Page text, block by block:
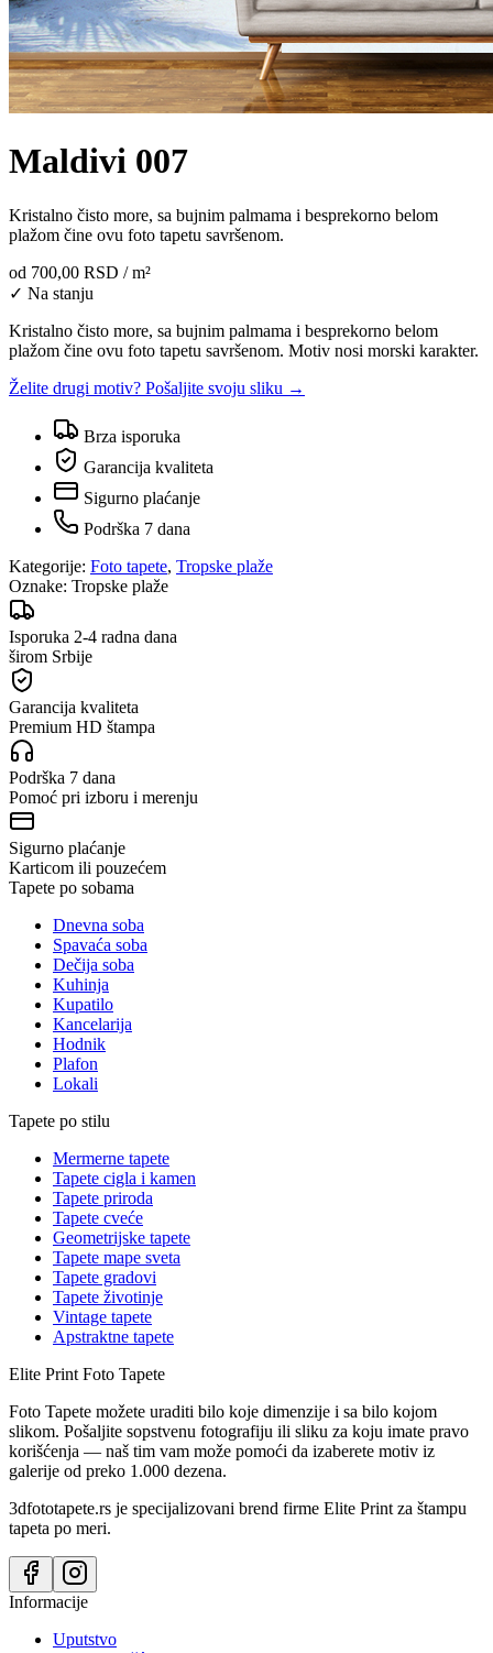
Maldivi 007
Kristalno čisto more, sa bujnim palmama i besprekorno belom
plažom čine ovu foto tapetu savršenom.
od 700,00 RSD / m²
✓ Na stanju
Kristalno čisto more, sa bujnim palmama i besprekorno belom
plažom čine ovu foto tapetu savršenom. Motiv nosi morski karakter.
Želite drugi motiv? Pošaljite svoju sliku →
Brza isporuka
Garancija kvaliteta
Sigurno plaćanje
Podrška 7 dana
Kategorije: Foto tapete, Tropske plaže
Oznake: Tropske plaže
Isporuka 2-4 radna dana
širom Srbije
Garancija kvaliteta
Premium HD štampa
Podrška 7 dana
Pomoć pri izboru i merenju
Sigurno plaćanje
Karticom ili pouzećem
Tapete po sobama
Dnevna soba
Spavaća soba
Dečija soba
Kuhinja
Kupatilo
Kancelarija
Hodnik
Plafon
Lokali
Tapete po stilu
Mermerne tapete
Tapete cigla i kamen
Tapete priroda
Tapete cveće
Geometrijske tapete
Tapete mape sveta
Tapete gradovi
Tapete životinje
Vintage tapete
Apstraktne tapete
Elite Print Foto Tapete
Foto Tapete možete uraditi bilo koje dimenzije i sa bilo kojom
slikom. Pošaljite sopstvenu fotografiju ili sliku za koju imate pravo
korišćenja — naš tim vam može pomoći da izaberete motiv iz
galerije od preko 1.000 dezena.
3dfototapete.rs je specijalizovani brend firme Elite Print za štampu
tapeta po meri.
Informacije
Uputstvo